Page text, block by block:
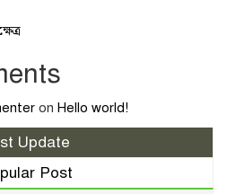
on Hello world!
Update
Post